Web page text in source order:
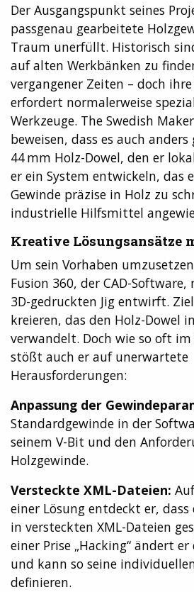
Der Ausgangspunkt seines
passgenau gearbeitete
Traum unerfüllt. Historisch
auf alten Werkbänken zu
vergangener Zeiten – doch
erfordert normalerweise
Werkzeuge. The Swedish
beweisen, dass es auch
44 mm Holz-Dowel, den er
er ein System entwickeln, das
Gewinde präzise in Holz zu
industrielle Hilfsmittel
Kreative Lösungsansätze
Um sein Vorhaben
Fusion 360, der CAD-
3D-gedruckten Jig entwirft.
kreieren, das den Holz-Dowel
verwandelt. Doch wie so oft
stößt auch er auf unerwartete
Herausforderungen:
Anpassung der
Standardgewinde in der
seinem V-Bit und den
Holzgewinde.
Versteckte XML-Dateien:
einer Lösung entdeckt er, dass
in versteckten XML-Dateien
einer Prise „Hacking“ ändert
und kann so seine
definieren.